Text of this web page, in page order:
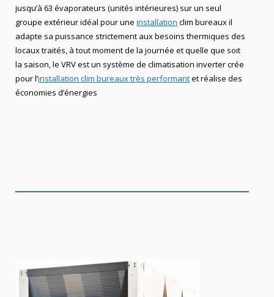
jusqu’à 63 évaporateurs (unités intérieures) sur un seul
groupe extérieur idéal pour uneinstallation clim bureauxil
adapte sa puissance strictement aux besoins thermiques des
locaux traités, à tout moment de la journée et quelle que soit
la saison, leVRVest un système declimatisationinverter crée
pour l’installation clim bureauxtrès performantet réalise des
économies d’énergies